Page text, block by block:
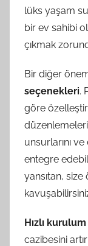
lüks yaşam
bir ev sahibi
çıkmak
Bir diğer
seçenekleri.
göre
unsurlarını
entegre
yansıtan, size
Hızlı
cazibesini